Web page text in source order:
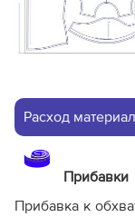
Расход
Прибавки
Прибавка к